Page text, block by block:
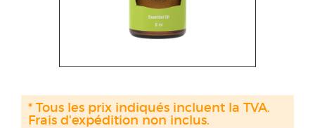
* Tous les prix indiqués incluent la TVA.
Frais d'expédition non inclus.